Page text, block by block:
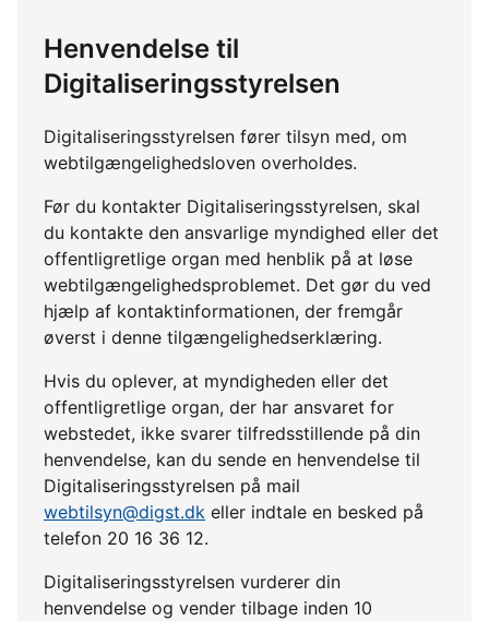
Henvendelse til
Digitaliseringsstyrelsen
Digitaliseringsstyrelsen fører tilsyn med, om
webtilgængelighedsloven overholdes.
Før du kontakter Digitaliseringsstyrelsen, skal
du kontakte den ansvarlige myndighed eller det
offentligretlige organ med henblik på at løse
webtilgængelighedsproblemet. Det gør du ved
hjælp af kontaktinformationen, der fremgår
øverst i denne tilgængelighedserklæring.
Hvis du oplever, at myndigheden eller det
offentligretlige organ, der har ansvaret for
webstedet, ikke svarer tilfredsstillende på din
henvendelse, kan du sende en henvendelse til
Digitaliseringsstyrelsen på mail
webtilsyn@digst.dk eller indtale en besked på
telefon 20 16 36 12.
Digitaliseringsstyrelsen vurderer din
henvendelse og vender tilbage inden 10